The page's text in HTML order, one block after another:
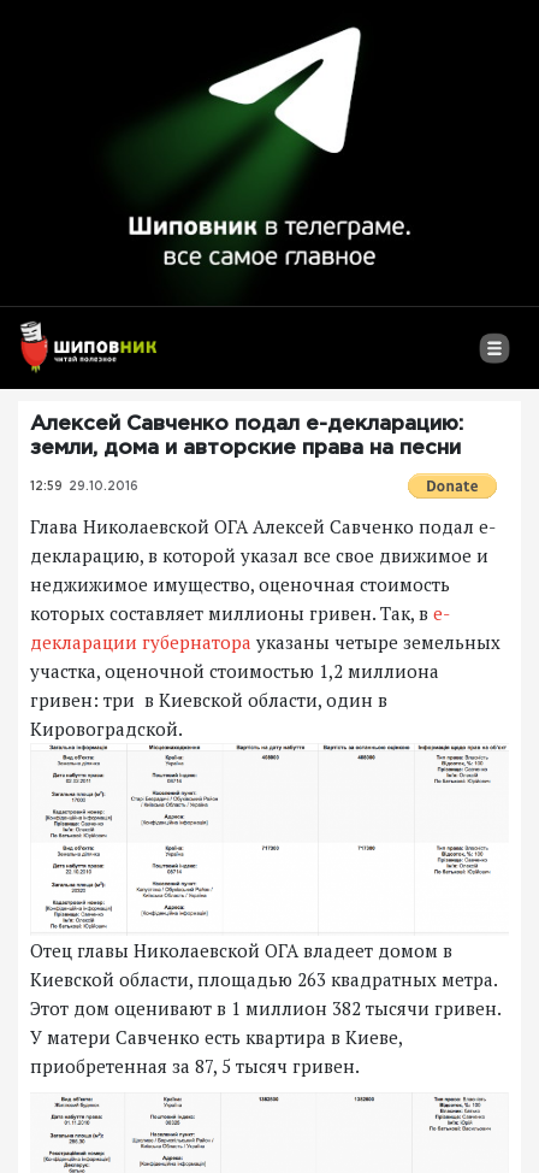
Алексей Савченко подал е-декларацию:
земли, дома и авторские права на песни
12:59 29.10.2016
Глава Николаевской ОГА Алексей Савченко подал е-
декларацию, в которой указал все свое движимое и
неджижимое имущество, оценочная стоимость
которых составляет миллионы гривен. Так, в е-
декларации губернатора указаны четыре земельных
участка, оценочной стоимостью 1,2 миллиона
гривен: три в Киевской области, один в
Кировоградской.
Отец главы Николаевской ОГА владеет домом в
Киевской области, площадью 263 квадратных метра.
Этот дом оценивают в 1 миллион 382 тысячи гривен.
У матери Савченко есть квартира в Киеве,
приобретенная за 87, 5 тысяч гривен.